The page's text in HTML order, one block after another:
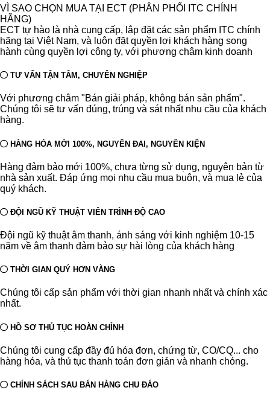
VÌ SAO CHỌN MUA TẠI ECT (PHÂN PHỐI ITC CHÍNH
HÃNG)
ECT tự hào là nhà cung cấp, lắp đặt các sản phẩm ITC chính
hãng tại Việt Nam, và luôn đặt quyền lợi khách hàng song
hành cùng quyền lợi công ty, với phương châm kinh doanh
TƯ VẤN TẬN TÂM, CHUYÊN NGHIỆP
Với phương châm "Bán giải pháp, không bán sản phẩm".
Chúng tôi sẽ tư vấn đúng, trúng và sát nhất nhu cầu của khách
hàng.
HÀNG HÓA MỚI 100%, NGUYÊN ĐAI, NGUYÊN KIỆN
Hàng đảm bảo mới 100%, chưa từng sử dụng, nguyên bản từ
nhà sản xuất. Đáp ứng mọi nhu cầu mua buôn, và mua lẻ của
quý khách.
ĐỘI NGŨ KỸ THUẬT VIÊN TRÌNH ĐỘ CAO
Đội ngũ kỹ thuật âm thanh, ánh sáng với kinh nghiệm 10-15
năm về âm thanh đảm bảo sự hài lòng của khách hàng
THỜI GIAN QUÝ HƠN VÀNG
Chúng tôi cấp sản phẩm với thời gian nhanh nhất và chính xác
nhất.
HỒ SƠ THỦ TỤC HOÀN CHỈNH
Chúng tôi cung cấp đầy đủ hóa đơn, chứng từ, CO/CQ... cho
hàng hóa, và thủ tục thanh toán đơn giản và nhanh chóng.
CHÍNH SÁCH SAU BÁN HÀNG CHU ĐÁO